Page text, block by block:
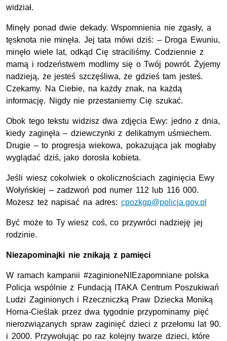
widział.
Minęły ponad dwie dekady. Wspomnienia nie zgasły, a
tęsknota nie minęła. Jej tata mówi dziś: – Droga Ewuniu,
minęło wiele lat, odkąd Cię straciliśmy. Codziennie z
mamą i rodzeństwem modlimy się o Twój powrót. Żyjemy
nadzieją, że jesteś szczęśliwa, że gdzieś tam jesteś.
Czekamy. Na Ciebie, na każdy znak, na każdą
informację. Nigdy nie przestaniemy Cię szukać.
Obok tego tekstu widzisz dwa zdjęcia Ewy: jedno z dnia,
kiedy zaginęła – dziewczynki z delikatnym uśmiechem.
Drugie – to progresja wiekowa, pokazująca jak mogłaby
wyglądać dziś, jako dorosła kobieta.
Jeśli wiesz cokolwiek o okolicznościach zaginięcia Ewy
Wołyńskiej – zadzwoń pod numer 112 lub 116 000.
Możesz też napisać na adres: cpozkgp@policja.gov.pl
Być może to Ty wiesz coś, co przywróci nadzieję jej
rodzinie.
Niezapominajki nie znikają z pamięci
W ramach kampanii #zaginioneNIEzapomniane polska
Policja wspólnie z Fundacją ITAKA Centrum Poszukiwań
Ludzi Zaginionych i Rzeczniczką Praw Dziecka Moniką
Horna-Cieślak przez dwa tygodnie przypominamy pięć
nierozwiązanych spraw zaginięć dzieci z przełomu lat 90.
i 2000. Przywołując po raz kolejny twarze dzieci, które